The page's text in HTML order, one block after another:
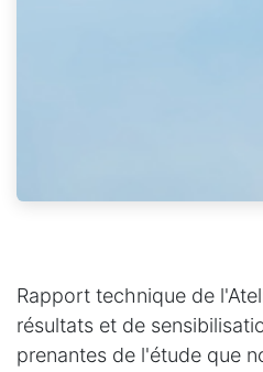
Rapport technique de
résultats et de
prenantes de l'étude que